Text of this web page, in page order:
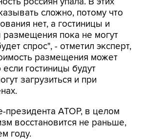
нет, а гостиницы и
пока не могут
спрос", - отметил эксперт,
размещения может
гостиницы будут
загрузиться и при
АТОР, в целом
году.
министр РФ Михаил